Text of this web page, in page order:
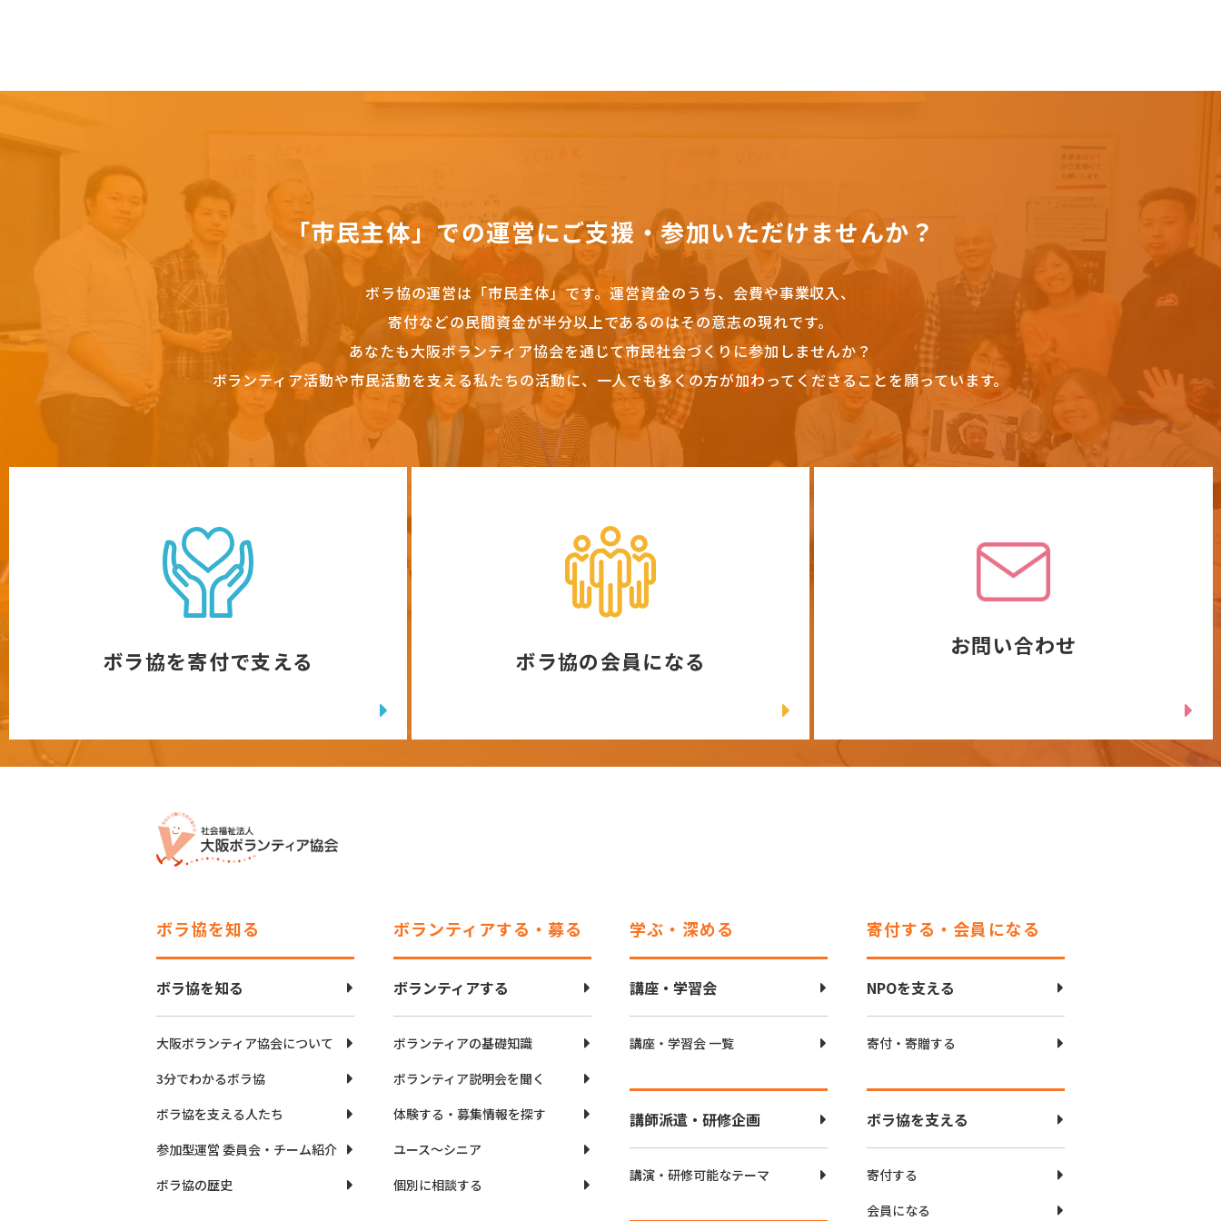
「市民主体」での運営にご支援・参加いただけませんか？
ボラ協の運営は「市民主体」です。 運営資金のうち、会費や事業収入、
寄付などの民間資金が半分以上であるのはその意志の現れです。
あなたも大阪ボランティア協会を通じて市民社会づくりに参加しませんか？
ボランティア活動や市民活動を支える私たちの活動に、一人でも多くの方が加わってくださることを願っています。
ボラ協を寄付で支える ボラ協の会員になる
お問い合わせ
ボラ協を知る
ボラ協を知る
大阪ボランティア協会について
3分でわかるボラ協
ボラ協を支える人たち
参加型運営 委員会・チーム紹介
ボラ協の歴史
ボランティアする・募る
ボランティアする
ボランティアの基礎知識
ボランティア説明会を聞く
体験する・募集情報を探す
ユース〜シニア
個別に相談する
学ぶ・深める
講座・学習会
講座・学習会 一覧
講師派遣・研修企画
講演・研修可能なテーマ
寄付する・会員になる
NPOを支える
寄付・寄贈する
ボラ協を支える
寄付する
会員になる